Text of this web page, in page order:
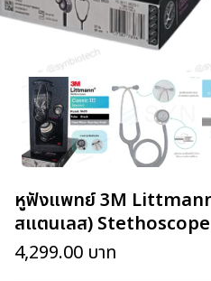
หูฟังแพทย์ 3M
สแตนเลส)
4,299.00 บาท